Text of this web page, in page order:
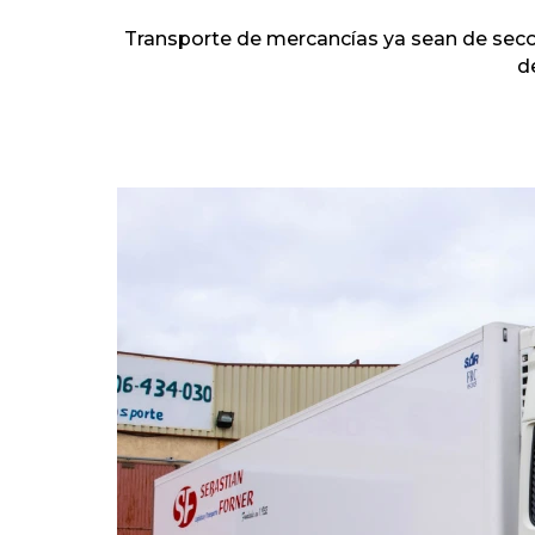
Transporte de mercancías ya sean de